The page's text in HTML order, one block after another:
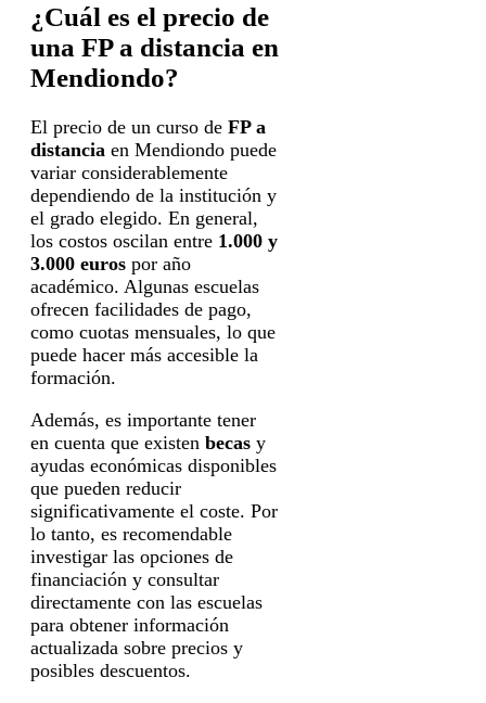
¿Cuál es el precio de
una FP a distancia en
Mendiondo?
El precio de un curso de FP a
distancia en Mendiondo puede
variar considerablemente
dependiendo de la institución y
el grado elegido. En general,
los costos oscilan entre 1.000 y
3.000 euros por año
académico. Algunas escuelas
ofrecen facilidades de pago,
como cuotas mensuales, lo que
puede hacer más accesible la
formación.
Además, es importante tener
en cuenta que existen becas y
ayudas económicas disponibles
que pueden reducir
significativamente el coste. Por
lo tanto, es recomendable
investigar las opciones de
financiación y consultar
directamente con las escuelas
para obtener información
actualizada sobre precios y
posibles descuentos.